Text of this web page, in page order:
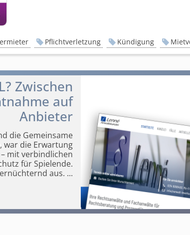
Pflichtverletzung Kündigung
Zwischen
auf
Anbieter
die Gemeinsame
war die Erwartung
mit verbindlichen
für Spielende.
aus. ...